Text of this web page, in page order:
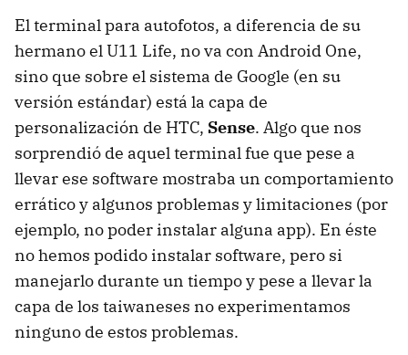
El terminal para autofotos, a diferencia de su
hermano el U11 Life, no va con Android One,
sino que sobre el sistema de Google (en su
versión estándar) está la capa de
personalización de HTC, Sense. Algo que nos
sorprendió de aquel terminal fue que pese a
llevar ese software mostraba un comportamiento
errático y algunos problemas y limitaciones (por
ejemplo, no poder instalar alguna app). En éste
no hemos podido instalar software, pero si
manejarlo durante un tiempo y pese a llevar la
capa de los taiwaneses no experimentamos
ninguno de estos problemas.